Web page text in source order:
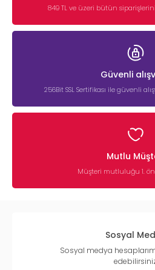
849 TL ve üzeri bütün
Güvenli
256Bit SSL Sertifikası ile güvenli
Mutlu
Müşteri mutluluğu 1.
Sosyal
Sosyal medya